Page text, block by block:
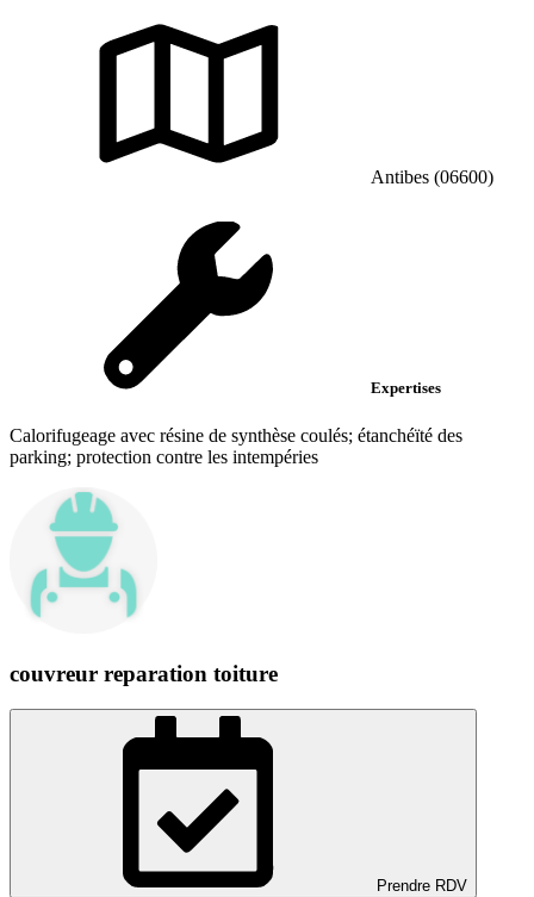
Antibes (06600)
Expertises
Calorifugeage avec résine de synthèse coulés; étanchéïté des
parking; protection contre les intempéries
couvreur reparation toiture
Prendre RDV